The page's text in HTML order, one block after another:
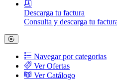
Descarga tu factura
Consulta y descarga tu
Navegar por categorias
Ver Ofertas
Ver Catálogo